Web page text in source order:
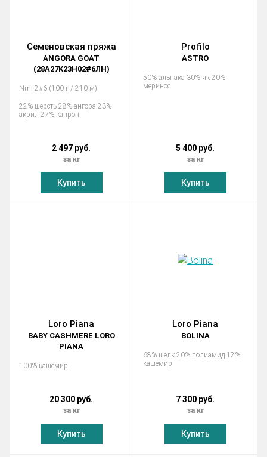
Семеновская пряжа
ANGORA GOAT
(28A27K23H02#6ЛН)
Nm. 2#6 (100 г / 210 м)
22% шерсть 28% ангора 23%
акрил 27% капрон
2 497 руб.
за кг
Купить
Profilo
ASTRO
50% альпака 30% як 20%
меринос
5 400 руб.
за кг
Купить
Loro Piana
BABY CASHMERE LORO
PIANA
100% кашемир
20 300 руб.
за кг
Купить
Loro Piana
BOLINA
68% шелк 20% полиамид 12%
кашемир
7 300 руб.
за кг
Купить